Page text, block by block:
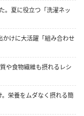
。夏に役立つ「洗濯ネッ
けに大活躍「組み合わせ
や食物繊維も摂れるレシ
栄養をムダなく摂れる簡